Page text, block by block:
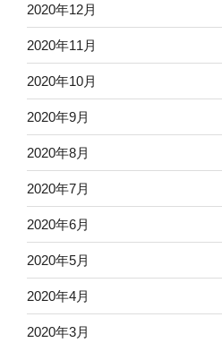
2020年12月
2020年11月
2020年10月
2020年9月
2020年8月
2020年7月
2020年6月
2020年5月
2020年4月
2020年3月